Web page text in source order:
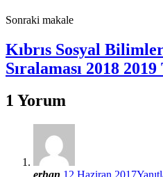
Sonraki makale
Kıbrıs Sosyal
Sıralaması 2018
1 Yorum